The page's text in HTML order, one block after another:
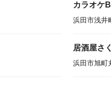
カラオケ
浜田市浅井
居酒屋さ
浜田市旭町